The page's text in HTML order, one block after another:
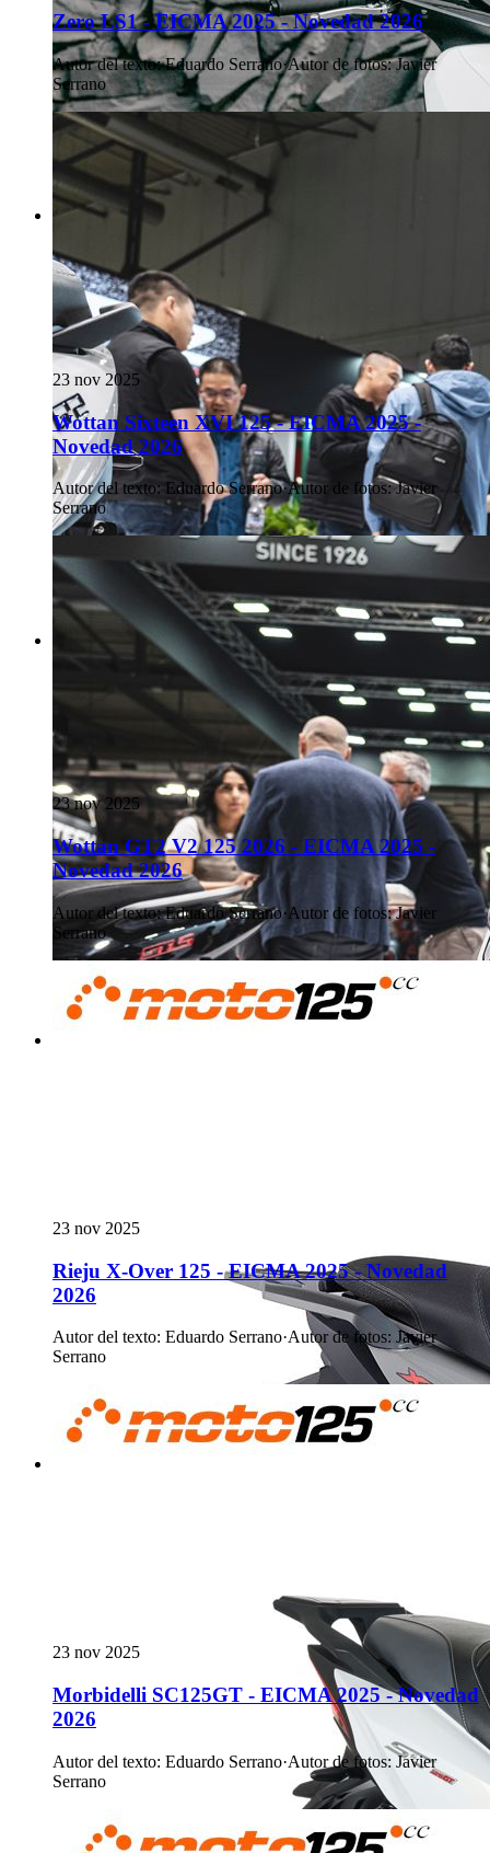
Zero LS1 - EICMA 2025 - Novedad 2026
Autor del texto: Eduardo Serrano·Autor de fotos: Javier
Serrano
23 nov 2025
Wottan Sixteen XVI 125 - EICMA 2025 -
Novedad 2026
Autor del texto: Eduardo Serrano·Autor de fotos: Javier
Serrano
23 nov 2025
Wottan GT2 V2 125 2026 - EICMA 2025 -
Novedad 2026
Autor del texto: Eduardo Serrano·Autor de fotos: Javier
Serrano
23 nov 2025
Rieju X-Over 125 - EICMA 2025 - Novedad
2026
Autor del texto: Eduardo Serrano·Autor de fotos: Javier
Serrano
23 nov 2025
Morbidelli SC125GT - EICMA 2025 - Novedad
2026
Autor del texto: Eduardo Serrano·Autor de fotos: Javier
Serrano